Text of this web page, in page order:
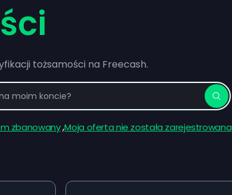
tożsamości na Freecash.
zbanowany,Moja oferta nie została zarejestrowana